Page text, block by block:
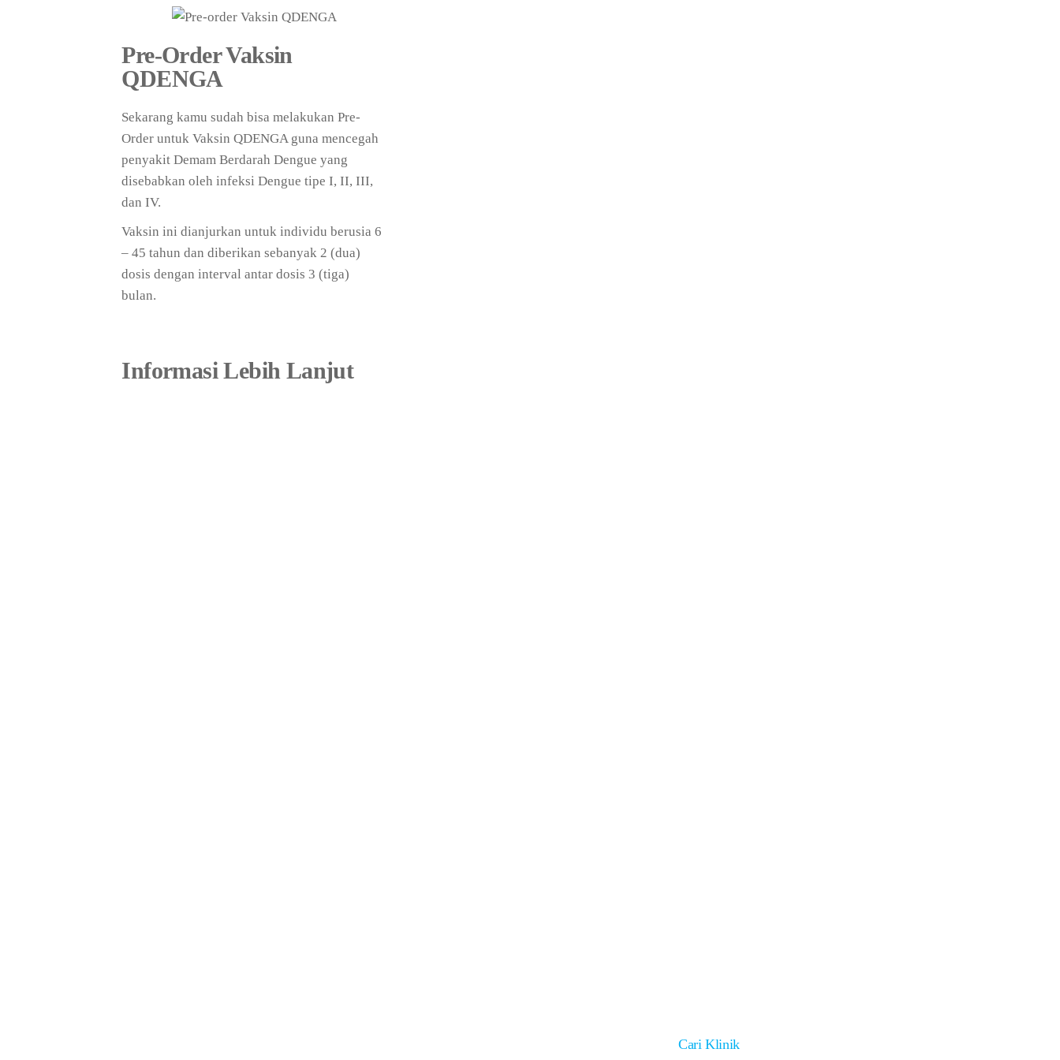
Pre-Order Vaksin
QDENGA
Sekarang kamu sudah bisa melakukan Pre-
Order untuk Vaksin QDENGA guna mencegah
penyakit Demam Berdarah Dengue yang
disebabkan oleh infeksi Dengue tipe I, II, III,
dan IV.
Vaksin ini dianjurkan untuk individu berusia 6
– 45 tahun dan diberikan sebanyak 2 (dua)
dosis dengan interval antar dosis 3 (tiga)
bulan.
Informasi Lebih Lanjut
Cari Klinik